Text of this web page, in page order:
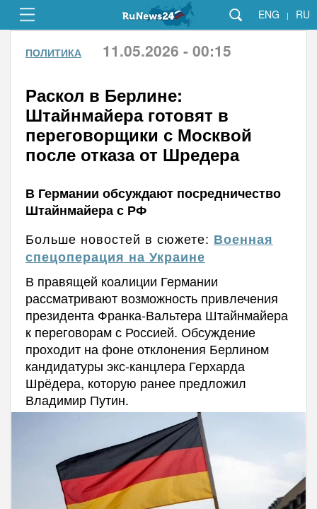
ENG | RU
ПОЛИТИКА 11.05.2026 - 00:15
Раскол в Берлине:
Штайнмайера готовят в
переговорщики с Москвой
после отказа от Шредера
В Германии обсуждают посредничество
Штайнмайера с РФ
Больше новостей в сюжете: Военная
спецоперация на Украине
В правящей коалиции Германии
рассматривают возможность привлечения
президента Франка-Вальтера Штайнмайера
к переговорам с Россией. Обсуждение
проходит на фоне отклонения Берлином
кандидатуры экс-канцлера Герхарда
Шрёдера, которую ранее предложил
Владимир Путин.